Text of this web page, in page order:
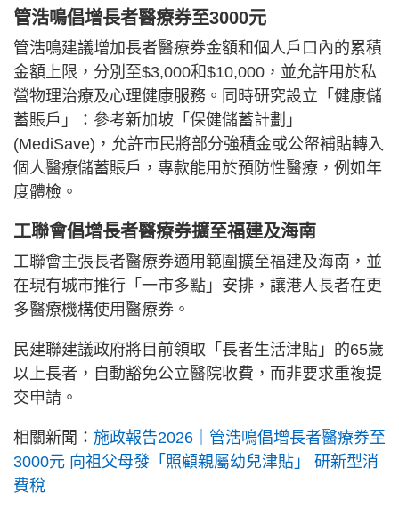
管浩鳴倡增長者醫療券至3000元
管浩鳴建議增加長者醫療券金額和個人戶口內的累積
金額上限，分別至$3,000和$10,000，並允許用於私
營物理治療及心理健康服務。同時研究設立「健康儲
蓄賬戶」：參考新加坡「保健儲蓄計劃」
(MediSave)，允許市民將部分強積金或公帑補貼轉入
個人醫療儲蓄賬戶，專款能用於預防性醫療，例如年
度體檢。
工聯會倡增長者醫療券擴至福建及海南
工聯會主張長者醫療券適用範圍擴至福建及海南，並
在現有城市推行「一市多點」安排，讓港人長者在更
多醫療機構使用醫療券。
民建聯建議政府將目前領取「長者生活津貼」的65歲
以上長者，自動豁免公立醫院收費，而非要求重複提
交申請。
相關新聞： 施政報告2026｜管浩鳴倡增長者醫療券至
3000元 向祖父母發「照顧親屬幼兒津貼」 研新型消
費稅